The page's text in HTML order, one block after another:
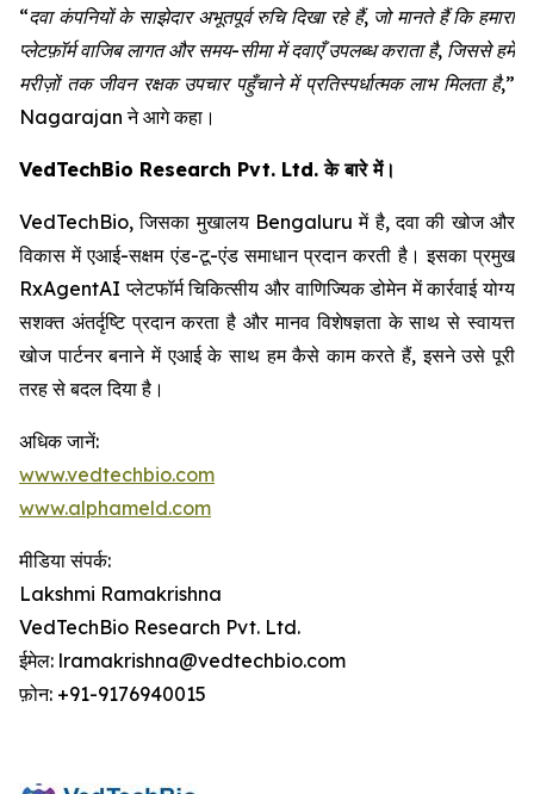
“दवा कंपनियों के साझेदार अभूतपूर्व रुचि दिखा रहे हैं, जो मानते हैं कि हमारा
प्लेटफ़ॉर्म वाजिब लागत और समय-सीमा में दवाएँ उपलब्ध कराता है, जिससे हमें
मरीज़ों तक जीवन रक्षक उपचार पहुँचाने में प्रतिस्पर्धात्मक लाभ मिलता है,”
Nagarajan ने आगे कहा।
VedTechBio Research Pvt. Ltd. के बारे में।
VedTechBio, जिसका मुखालय Bengaluru में है, दवा की खोज और
विकास में एआई-सक्षम एंड-टू-एंड समाधान प्रदान करती है। इसका प्रमुख
RxAgentAI प्लेटफॉर्म चिकित्सीय और वाणिज्यिक डोमेन में कार्रवाई योग्य
सशक्त अंतर्दृष्टि प्रदान करता है और मानव विशेषज्ञता के साथ से स्वायत्त
खोज पार्टनर बनाने में एआई के साथ हम कैसे काम करते हैं, इसने उसे पूरी
तरह से बदल दिया है।
अधिक जानें:
www.vedtechbio.com
www.alphameld.com
मीडिया संपर्क:
Lakshmi Ramakrishna
VedTechBio Research Pvt. Ltd.
ईमेल: lramakrishna@vedtechbio.com
फ़ोन: +91-9176940015